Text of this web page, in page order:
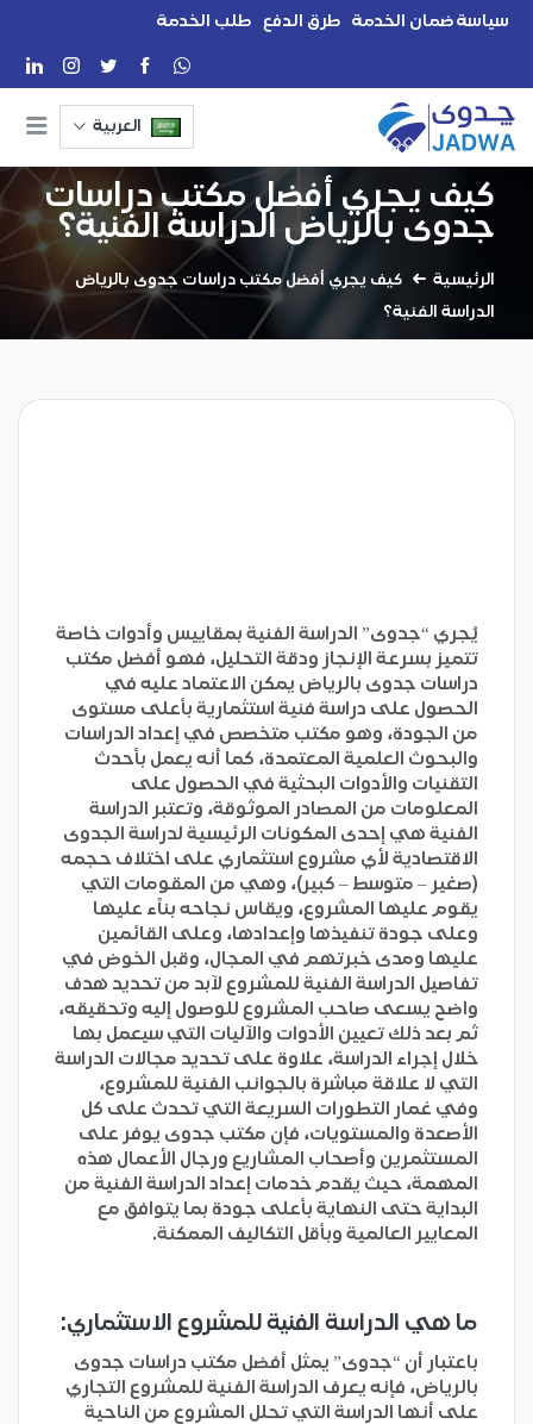
سياسة ضمان الخدمة طرق الدفع طلب الخدمة
العربية
كيف يجري أفضل مكتب دراسات
جدوى بالرياض الدراسة الفنية؟
الرئيسية
كيف يجري أفضل مكتب دراسات جدوى بالرياض
الدراسة الفنية؟
يُجري “جدوى” الدراسة الفنية بمقاييس وأدوات خاصة
تتميز بسرعة الإنجاز ودقة التحليل، فهو أفضل مكتب
دراسات جدوى بالرياض يمكن الاعتماد عليه في
الحصول على دراسة فنية استثمارية بأعلى مستوى
من الجودة، وهو مكتب متخصص في إعداد الدراسات
والبحوث العلمية المعتمدة، كما أنه يعمل بأحدث
التقنيات والأدوات البحثية في الحصول على
المعلومات من المصادر الموثوقة، وتعتبر الدراسة
الفنية هي إحدى المكونات الرئيسية لدراسة الجدوى
الاقتصادية لأي مشروع استثماري على اختلاف حجمه
(صغير – متوسط – كبير)، وهي من المقومات التي
يقوم عليها المشروع، ويقاس نجاحه بناًء عليها
وعلى جودة تنفيذها وإعدادها، وعلى القائمين
عليها ومدى خبرتهم في المجال، وقبل الخوض في
تفاصيل الدراسة الفنية للمشروع لآبد من تحديد هدف
واضح يسعى صاحب المشروع للوصول إليه وتحقيقه،
ثم بعد ذلك تعيين الأدوات والآليات التي سيعمل بها
خلال إجراء الدراسة، علاوة على تحديد مجالات الدراسة
التي لا علاقة مباشرة بالجوانب الفنية للمشروع،
وفي غمار التطورات السريعة التي تحدث على كل
الأصعدة والمستويات، فإن مكتب جدوى يوفر على
المستثمرين وأصحاب المشاريع ورجال الأعمال هذه
المهمة، حيث يقدم خدمات إعداد الدراسة الفنية من
البداية حتى النهاية بأعلى جودة بما يتوافق مع
المعايير العالمية وبأقل التكاليف الممكنة.
ما هي الدراسة الفنية للمشروع الاستثماري:
باعتبار أن “جدوى” يمثل أفضل مكتب دراسات جدوى
بالرياض، فإنه يعرف الدراسة الفنية للمشروع التجاري
على أنها الدراسة التي تحلل المشروع من الناحية